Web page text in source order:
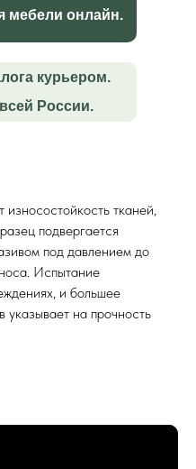
мебели онлайн.
курьером.
России.
износостойкость тканей,
подвергается
под давлением до
Испытание
и большее
указывает на прочность